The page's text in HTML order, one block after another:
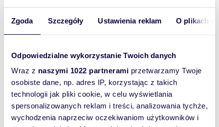
Zgoda Szczegóły Ustawienia reklam O plikach
Odpowiedzialne wykorzystanie Twoich danych
Wraz z naszymi 1022 partnerami przetwarzamy Twoje
osobiste dane, np. adres IP, korzystając z takich
technologii jak pliki cookie, w celu wyświetlania
spersonalizowanych reklam i treści, analizowania tychże,
wychodzenia naprzeciw oczekiwaniom użytkowników i
1 4 116,37 m2
Zapytaj
o cenę
o cenę
1 3 74,55 m
Zapytaj
o cenę
1 1 38,80 m 2
Zapytaj
o cenę